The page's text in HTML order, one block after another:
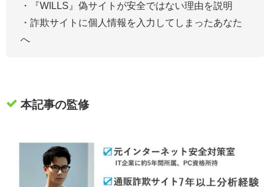
・『WILLS』偽サイトが安全ではない理由を説明
・詐欺サイトに個人情報を入力してしまったあなた
へ
本記事の監修